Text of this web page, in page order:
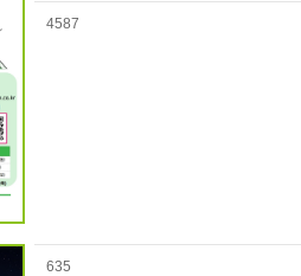
4587
635